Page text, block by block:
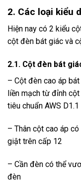
2. Các loại kiểu
Hiện nay có 2 kiểu
cột đèn bát giác và
2.1. Cột đèn bát
– Cột đèn cao áp
liền mạch từ đỉnh
tiêu chuẩn AWS
– Thân cột cao áp
giật trên cấp 12
– Cần đèn có thể
đèn